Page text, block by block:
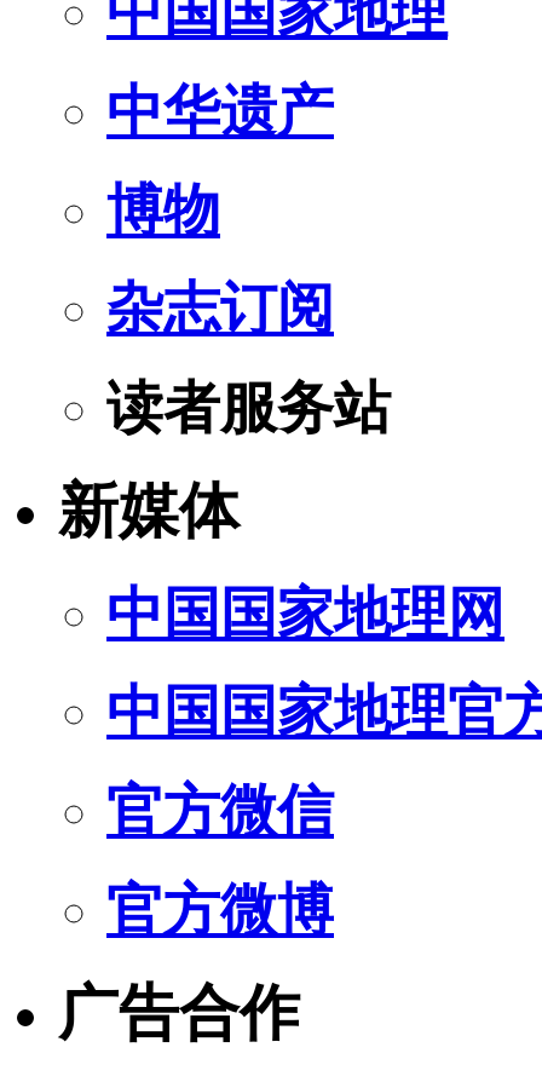
中华遗产
博物
杂志订阅
读者服务站
新媒体
中国国家地理网
中国国家地理官
官方微信
官方微博
广告合作